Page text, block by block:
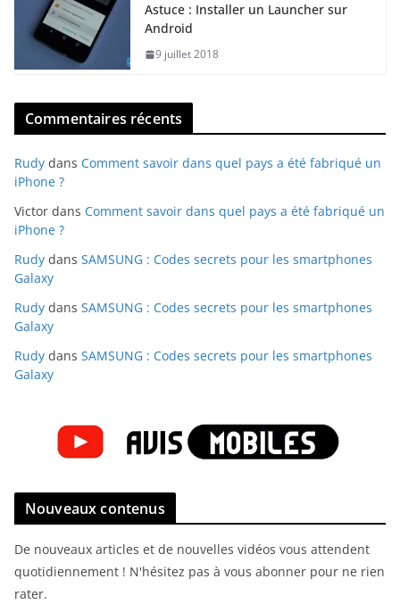
Astuce : Installer un Launcher sur
Android
9 juillet 2018
Commentaires récents
Rudy dans Comment savoir dans quel pays a été fabriqué un
iPhone ?
Victor dans Comment savoir dans quel pays a été fabriqué un
iPhone ?
Rudy dans SAMSUNG : Codes secrets pour les smartphones
Galaxy
Rudy dans SAMSUNG : Codes secrets pour les smartphones
Galaxy
Rudy dans SAMSUNG : Codes secrets pour les smartphones
Galaxy
Nouveaux contenus
De nouveaux articles et de nouvelles vidéos vous attendent
quotidiennement ! N'hésitez pas à vous abonner pour ne rien
rater.